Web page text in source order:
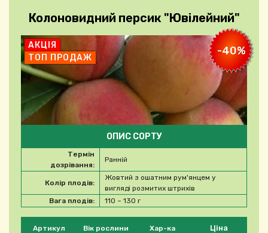
Колоновидний персик "Ювілейний"
АКЦІЯ
ТОП ПРОДАЖ
-40%
Будь ласка, виберіть продукт
Артикул Вік рослини Хар-ка Ціна
ОПИС СОРТУ
Термін
дозрівання:
Ранній
Колір плодів:
Жовтий з ошатним рум'янцем у
вигляді розмитих штрихів
Вага плодів:
110 – 130 г